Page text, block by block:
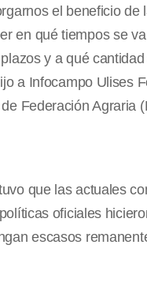
el beneficio de
en qué tiempos se
y a qué
a Infocampo Ulises
Federación Agraria
que las actuales
oficiales
escasos